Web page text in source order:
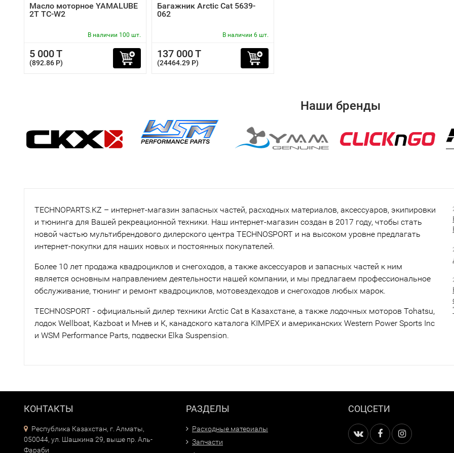
Масло моторное YAMALUBE
2T TC-W2
В наличии 100 шт.
5 000 T
(892.86 P)
Багажник Arctic Cat 5639-
062
В наличии 6 шт.
137 000 T
(24464.29 P)
Наши бренды
TECHNOPARTS.KZ – интернет-магазин запасных частей, расходных материалов, аксессуаров, экипировки
и тюнинга для Вашей рекреационной техники. Наш интернет-магазин создан в 2017 году, чтобы стать
новой частью мультибрендового дилерского центра TECHNOSPORT и на высоком уровне предлагать
интернет-покупки для наших новых и постоянных покупателей.
Более 10 лет продажа квадроциклов и снегоходов, а также аксессуаров и запасных частей к ним
является основным направлением деятельности нашей компании, и мы предлагаем профессиональное
обслуживание, тюнинг и ремонт квадроциклов, мотовездеходов и снегоходов любых марок.
TECHNOSPORT - официальный дилер техники Arctic Cat в Казахстане, а также лодочных моторов Tohatsu,
лодок Wellboat, Kazboat и Мнев и К, канадского каталога KIMPEX и американских Western Power Sports Inc
и WSM Performance Parts, подвески Elka Suspension.
КОНТАКТЫ
Республика Казахстан, г. Алматы,
050044, ул. Шашкина 29, выше пр. Аль-
Фараби
РАЗДЕЛЫ
Расходные материалы
Запчасти
СОЦСЕТИ